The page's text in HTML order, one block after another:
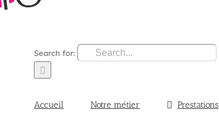
Search for:
Accueil Notre métier Prestations